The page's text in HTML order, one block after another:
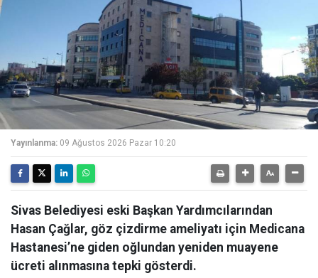
Yayınlanma: 09 Ağustos 2026 Pazar 10:20
Sivas Belediyesi eski Başkan Yardımcılarından
Hasan Çağlar, göz çizdirme ameliyatı için Medicana
Hastanesi’ne giden oğlundan yeniden muayene
ücreti alınmasına tepki gösterdi.